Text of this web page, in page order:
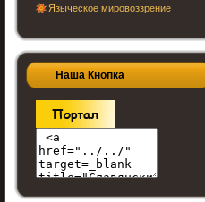
Языческое мировоззрение
Наша Кнопка